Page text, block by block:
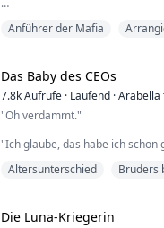
Hätte ich nur gewusst, dass ich
wäre nie in dieses Auto gestiegen.
Mein Vater bemerkte: "Sie
Tränen zu fließen b...
Anführer der Mafia
Das Baby des CEOs
7.8kAufrufe · Laufend ·Arabella
"Oh verdammt."
"Ich glaube, das habe ich schon
aufzuwachen."
Altersunterschied
Bruders
Die Luna-Kriegerin